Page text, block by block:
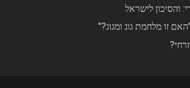
והסיכון לישראל
זו מלחמת גוג ומגוג?"